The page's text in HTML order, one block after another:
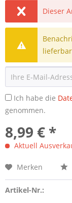
Dieser
Ich habe die
genommen.
8,99 € *
Aktuell
Merken
Artikel-Nr.: